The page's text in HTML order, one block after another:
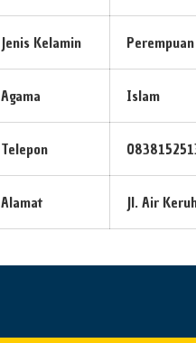
Jenis Kelamin Perempuan
Agama Islam
Telepon
Alamat Jl. Air